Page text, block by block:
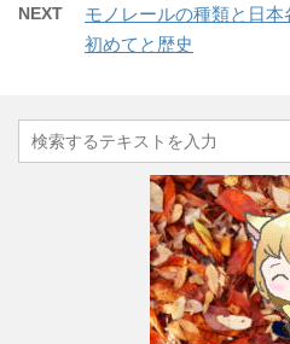
NEXT
モノレールの種類と日
初めてと歴史